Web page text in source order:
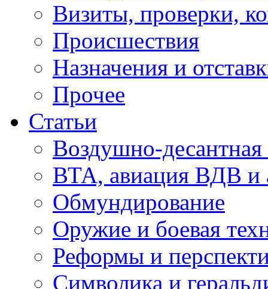
Визиты, проверки,
Происшествия
Назначения и
Прочее
Статьи
Воздушно-десантная
ВТА, авиация ВДВ и
Обмундирование
Оружие и боевая
Реформы и
Символика и